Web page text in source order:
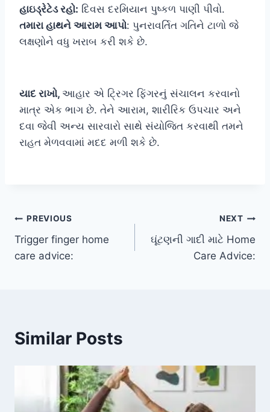
હાઇડ્રેટેડ રહો: ​​દિવસ દરમિયાન પુષ્કળ પાણી પીવો.
તમારા હાથને આરામ આપો: પુનરાવર્તિત ગતિને ટાળો જે
લક્ષણોને વધુ ખરાબ કરી શકે છે.
યાદ રાખો, આહાર એ ટ્રિગર ફિંગરનું સંચાલન કરવાનો
માત્ર એક ભાગ છે. તેને આરામ, શારીરિક ઉપચાર અને
દવા જેવી અન્ય સારવારો સાથે સંયોજિત કરવાથી તમને
રાહત મેળવવામાં મદદ મળી શકે છે.
Post
navigation
PREVIOUS
Trigger finger home
care advice:
NEXT
ઘૂંટણની ગાદી માટે Home
Care Advice:
Similar Posts